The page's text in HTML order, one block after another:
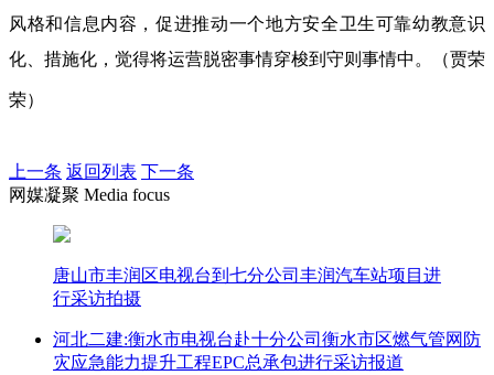
风格和信息内容，促进推动一个地方安全卫生可靠幼教意识
化、措施化，觉得将运营脱密事情穿梭到守则事情中。（贾荣
荣）
上一条 返回列表 下一条
网媒凝聚 Media focus
唐山市丰润区电视台到七分公司丰润汽车站项目进
行采访拍摄
河北二建:衡水市电视台赴十分公司衡水市区燃气管网防
灾应急能力提升工程EPC总承包进行采访报道